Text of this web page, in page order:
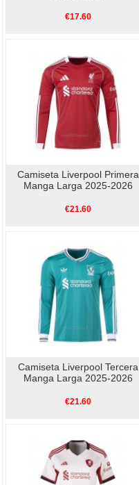
€17.60
Camiseta Liverpool Primera
Manga Larga 2025-2026
€21.60
Camiseta Liverpool Tercera
Manga Larga 2025-2026
€21.60